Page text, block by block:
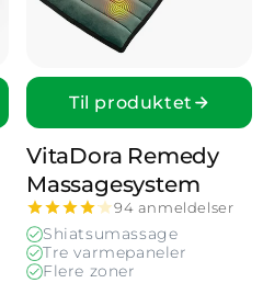
Til produktet
VitaDora Remedy
Massage­system
94 anmeldelser
Shiatsumassage
Tre varmepaneler
Flere zoner